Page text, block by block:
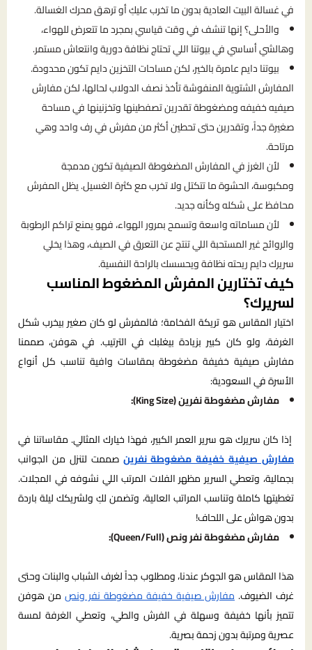
في غسالة البيت العادية بدون ما تخرب عليكِ أو ترهق محرك الغسالة.
والأحلى؟ إنها تنشف في وقت قياسي بمجرد ما تتعرض للهواء،
وهالشي أساسي في بيوتنا اللي تحتاج نظافة دورية وانتعاش مستمر.
بيوتنا دايم عامرة بالخير، لكن مساحات التخزين دايم تكون محدودة.
المفارش الشتوية المنفوشة تأخذ نصف الدولاب لحالها، لكن مفارش
صيفيه خفيفه ومضغوطة تقدرين تصفطينها وتخزنينها في مساحة
صغيرة جداً، وتقدرين حتى تحطين أكثر من مفرش في رف واحد وهي
مرتاحة.
لأن الغرز في المفارش المضغوطة الصيفية تكون مدمجة
ومكبوسة، الحشوة ما تتكتل ولا تخرب مع كثرة الغسيل. يظل المفرش
محافظ على شكله وكأنه جديد.
لأن مساماته واسعة وتسمح بمرور الهواء، فهو يمنع تراكم الرطوبة
والروائح غير المستحبة اللي تنتج عن التعرق في الصيف، وهذا يخلي
سريرك دايم ريحته نظافة ويحسسك بالراحة النفسية.
كيف تختارين المفرش المضغوط المناسب
لسريرك؟
اختيار المقاس هو تريكة الفخامة؛ فالمفرش لو كان صغير بيخرب شكل
الغرفة، ولو كان كبير بزيادة بيغلبك في الترتيب. في هوفن، صممنا
مفارش صيفية خفيفة مضغوطة بمقاسات وافية تناسب كل أنواع
الأسرة في السعودية:
مفارش مضغوطة نفرين (King Size):
إذا كان سريرك هو سرير العمر الكبير، فهذا خيارك المثالي. مقاساتنا في
مفارش صيفية خفيفة مضغوطة نفرين صممت لتنزل من الجوانب
بجمالية، وتعطي السرير مظهر الفلات المرتب اللي نشوفه في المجلات.
تغطيتها كاملة وتناسب المراتب العالية، وتضمن لكِ ولشريكك ليلة باردة
بدون هواش على اللحاف!
مفارش مضغوطة نفر ونص (Queen/Full):
هذا المقاس هو الجوكر عندنا، ومطلوب جداً لغرف الشباب والبنات وحتى
غرف الضيوف. مفارش صيفية خفيفة مضغوطة نفر ونص من هوفن
تتميز بأنها خفيفة وسهلة في الفرش والطي، وتعطي الغرفة لمسة
عصرية ومرتبة بدون زحمة بصرية.